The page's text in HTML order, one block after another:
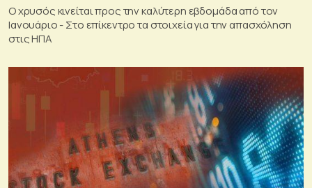
Ο χρυσός κινείται προς την καλύτερη εβδομάδα από τον
Ιανουάριο - Στο επίκεντρο τα στοιχεία για την απασχόληση
στις ΗΠΑ